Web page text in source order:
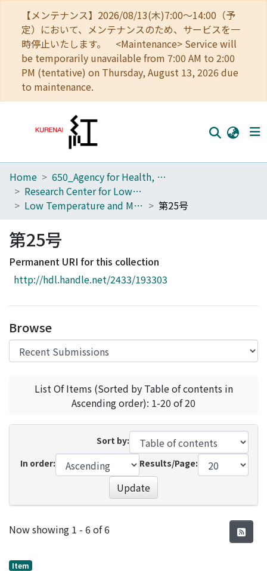
【メンテナンス】2026/08/13(木)7:00～14:00（予
定）において、メンテナンスのため、サービスを一
時停止いたします。 <Maintenance> Service will
be temporarily unavailable from 7:00 AM to 2:00
PM (tentative) on Thursday, August 13, 2026 due
to maintenance.
Home
Communities
Download Ranking
Access Statistics
Home
650_Agency for Health, Safety and Environment
Research Center for Low Temperature and Materials Sciences
Low Temperature and Materials Sciences (Kyoto University)
第25号
第25号
Permanent URI for this collection
http://hdl.handle.net/2433/193303
Browse
List Of Items (Sorted by Table of contents in
Ascending order): 1-20 of 20
Sort by:
In order:
Results/Page:
Update
Recent Submissions
Now showing 1 - 6 of 6
Item